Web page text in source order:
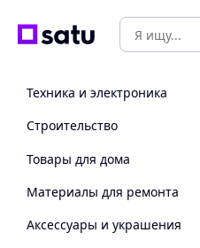
Техника и электроника
Строительство
Товары для дома
Материалы для ремонта
Аксессуары и украшения